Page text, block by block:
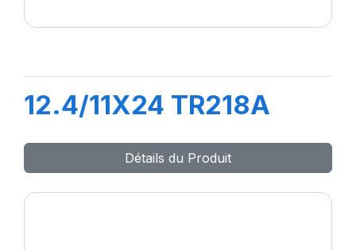
12.4/11X24 TR218A
Détails du Produit